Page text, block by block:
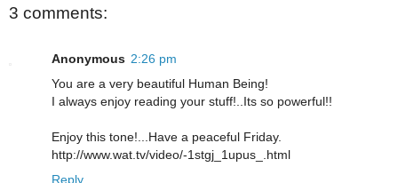
3 comments:
Anonymous 2:26 pm
You are a very beautiful Human Being!
I always enjoy reading your stuff!..Its so powerful!!
Enjoy this tone!...Have a peaceful Friday.
http://www.wat.tv/video/-1stgj_1upus_.html
Reply